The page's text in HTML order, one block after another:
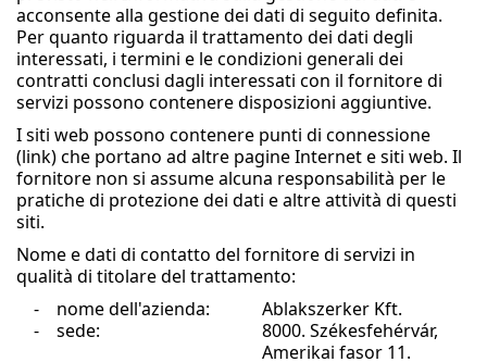
acconsente alla gestione dei dati di seguito definita.
Per quanto riguarda il trattamento dei dati degli
interessati, i termini e le condizioni generali dei
contratti conclusi dagli interessati con il fornitore di
servizi possono contenere disposizioni aggiuntive.
I siti web possono contenere punti di connessione
(link) che portano ad altre pagine Internet e siti web. Il
fornitore non si assume alcuna responsabilità per le
pratiche di protezione dei dati e altre attività di questi
siti.
Nome e dati di contatto del fornitore di servizi in
qualità di titolare del trattamento:
- nome dell'azienda:
Ablakszerker Kft.
- sede:
8000. Székesfehérvár,
Amerikai fasor 11.